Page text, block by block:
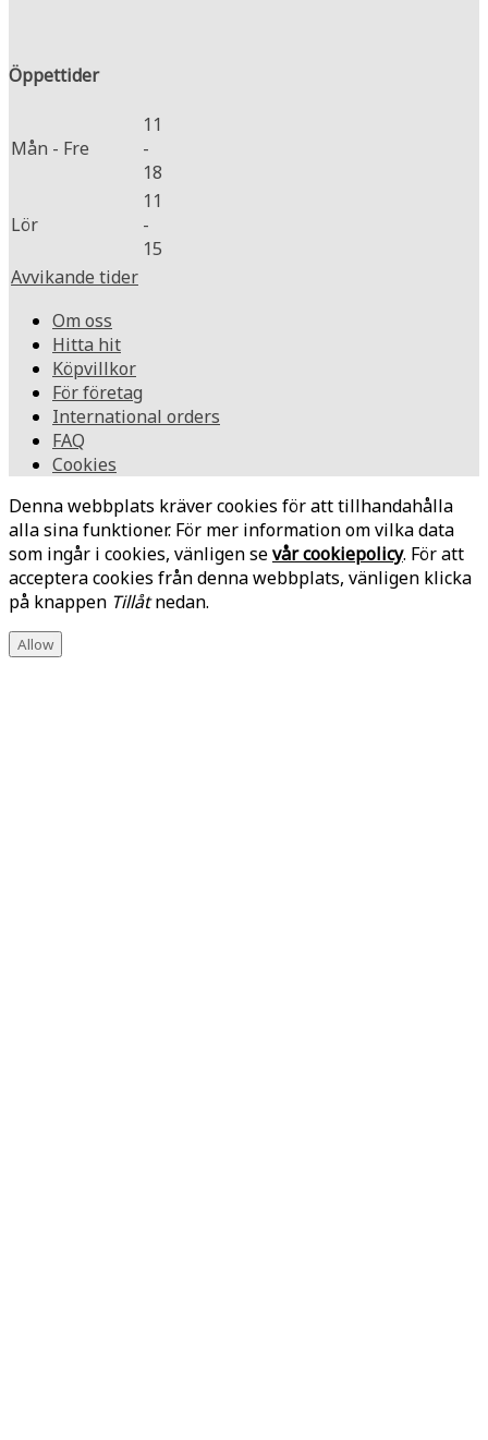
Öppettider
Mån - Fre
11
-
18
Lör
11
-
15
Avvikande tider
Om oss
Hitta hit
Köpvillkor
För företag
International orders
FAQ
Cookies
Denna webbplats kräver cookies för att tillhandahålla
alla sina funktioner. För mer information om vilka data
som ingår i cookies, vänligen sevår cookiepolicy. För att
acceptera cookies från denna webbplats, vänligen klicka
på knappen Tillåtnedan.
Allow